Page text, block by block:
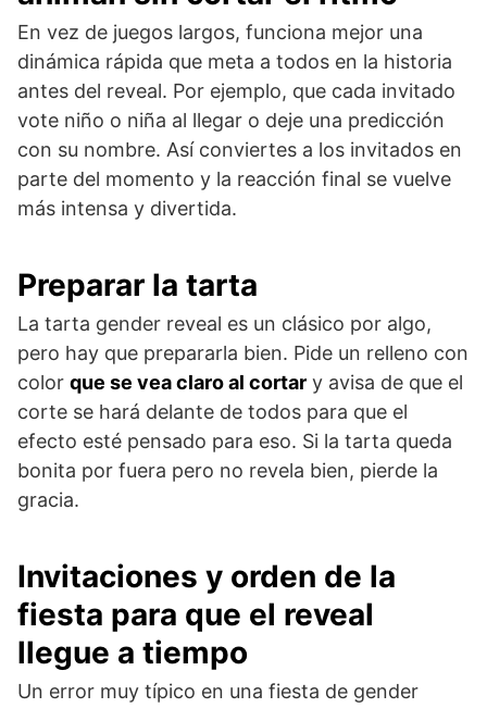
En vez de juegos largos, funciona mejor una
dinámica rápida que meta a todos en la historia
antes del reveal. Por ejemplo, que cada invitado
vote niño o niña al llegar o deje una predicción
con su nombre. Así conviertes a los invitados en
parte del momento y la reacción final se vuelve
más intensa y divertida.
Preparar la tarta
La tarta gender reveal es un clásico por algo,
pero hay que prepararla bien. Pide un relleno con
color que se vea claro al cortar y avisa de que el
corte se hará delante de todos para que el
efecto esté pensado para eso. Si la tarta queda
bonita por fuera pero no revela bien, pierde la
gracia.
Invitaciones y orden de la
fiesta para que el reveal
llegue a tiempo
Un error muy típico en una fiesta de gender